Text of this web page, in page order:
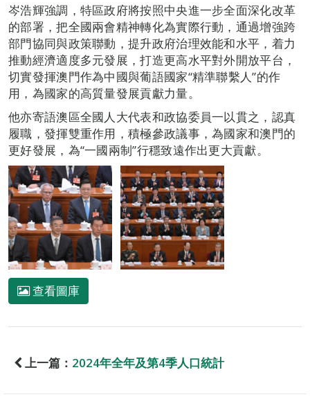
岑浩輝強調，特區政府將按照中央進一步全面深化改革
的部署，把全國兩會精神轉化為實際行動，通過增強跨
部門協同與政策聯動，提升政府治理效能和水平，着力
推動經濟適度多元發展，打造更高水平對外開放平台，
切實發揮澳門作為中國與葡語國家“精準聯繫人”的作
用，為國家的高質量發展貢獻力量。
他亦寄語澳區全國人大代表和政協委員一以貫之，認真
履職，發揮雙重作用，積極參政議事，為國家和澳門的
更好發展，為“一國兩制”行穩致遠作出更大貢獻。
查看圖庫
上一篇： 2024年全年及第4季人口統計